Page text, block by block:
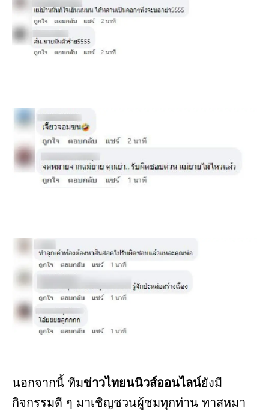
นอกจากนี้ ทีมข่าวไทยนนิวส์ออนไลน์ยังมี
กิจกรรมดี ๆ มาเชิญชวนผู้ชมทุกท่าน ทาสหมา